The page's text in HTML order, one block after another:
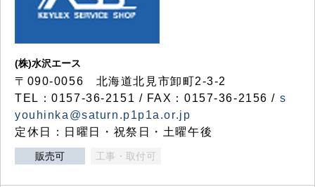
(株)水沢エース
〒090-0056 北海道北見市卸町2-3-2
TEL：0157-36-2151 / FAX：0157-36-2156 / s
youhinka@saturn.p1p1a.or.jp
定休日：日曜日・祝祭日・土曜午後
販売可 工事・取付可